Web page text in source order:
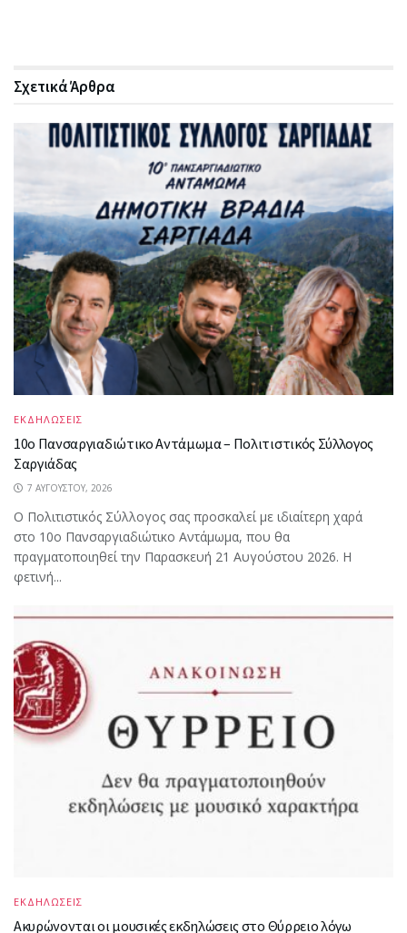
ΣχετικάΆρθρα
ΕΚΔΗΛΩΣΕΙΣ
10ο Πανσαργιαδιώτικο Αντάμωμα – Πολιτιστικός Σύλλογος
Σαργιάδας
7 ΑΥΓΟΎΣΤΟΥ, 2026
Ο Πολιτιστικός Σύλλογος σας προσκαλεί με ιδιαίτερη χαρά
στο 10ο Πανσαργιαδιώτικο Αντάμωμα, που θα
πραγματοποιηθεί την Παρασκευή 21 Αυγούστου 2026. Η
φετινή...
ΕΚΔΗΛΩΣΕΙΣ
Ακυρώνονται οι μουσικές εκδηλώσεις στο Θύρρειο λόγω